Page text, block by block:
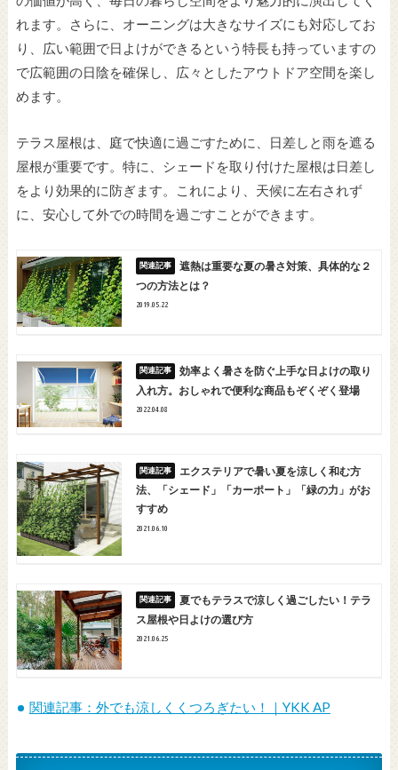
れます。さらに、オーニングは大きなサイズにも対応してお
り、広い範囲で日よけができるという特長も持っていますの
で広範囲の日陰を確保し、広々としたアウトドア空間を楽し
めます。
テラス屋根は、庭で快適に過ごすために、日差しと雨を遮る
屋根が重要です。特に、シェードを取り付けた屋根は日差し
をより効果的に防ぎます。これにより、天候に左右されず
に、安心して外での時間を過ごすことができます。
遮熱は重要な夏の暑さ対策、具体的な２
つの方法とは？
2019.05.22
効率よく暑さを防ぐ上手な日よけの取り
入れ方。おしゃれで便利な商品もぞくぞく登場
2022.04.08
エクステリアで暑い夏を涼しく和む方
法、「シェード」「カーポート」「緑の力」がお
すすめ
2021.06.10
夏でもテラスで涼しく過ごしたい！テラ
ス屋根や日よけの選び方
2021.06.25
関連記事：外でも涼しくくつろぎたい！｜YKK AP